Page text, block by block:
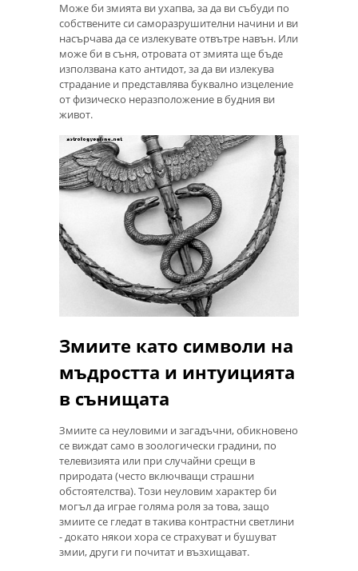
Може би змията ви ухапва, за да ви събуди по
собствените си саморазрушителни начини и ви
насърчава да се излекувате отвътре навън. Или
може би в съня, отровата от змията ще бъде
използвана като антидот, за да ви излекува
страдание и представлява буквално изцеление
от физическо неразположение в будния ви
живот.
Змиите като символи на
мъдростта и интуицията
в сънищата
Змиите са неуловими и загадъчни, обикновено
се виждат само в зоологически градини, по
телевизията или при случайни срещи в
природата (често включващи страшни
обстоятелства). Този неуловим характер би
могъл да играе голяма роля за това, защо
змиите се гледат в такива контрастни светлини
- докато някои хора се страхуват и бушуват
змии, други ги почитат и възхищават.